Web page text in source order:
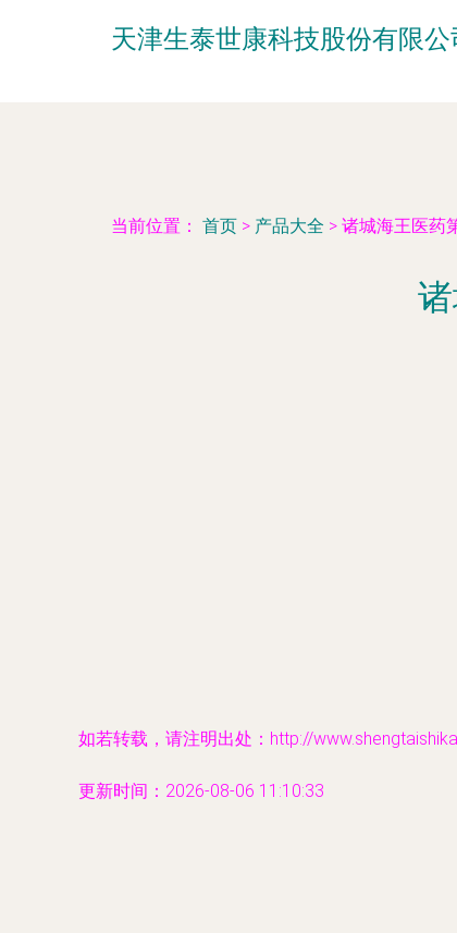
天津生泰世康科技股份有限公
当前位置： 首页 > 产品大全 > 诸城海王医药
如若转载，请注明出处：http://
更新时间：2026-08-06 11:10:33